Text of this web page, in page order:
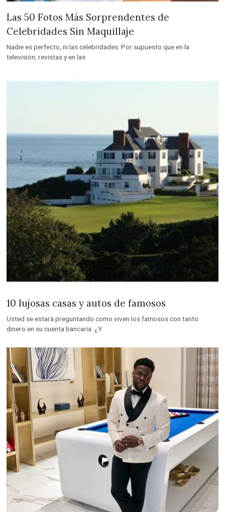
Las 50 Fotos Más Sorprendentes de
Celebridades Sin Maquillaje
Nadie es perfecto, ni las celebridades. Por supuesto que en la
televisión, revistas y en las
10 lujosas casas y autos de famosos
Usted se estará preguntando como viven los famosos con tanto
dinero en su cuenta bancaria. ¿Y